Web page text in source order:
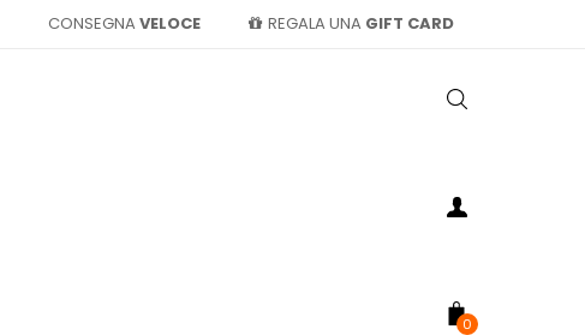
CONSEGNA VELOCE REGALA UNA GIFT CARD
0